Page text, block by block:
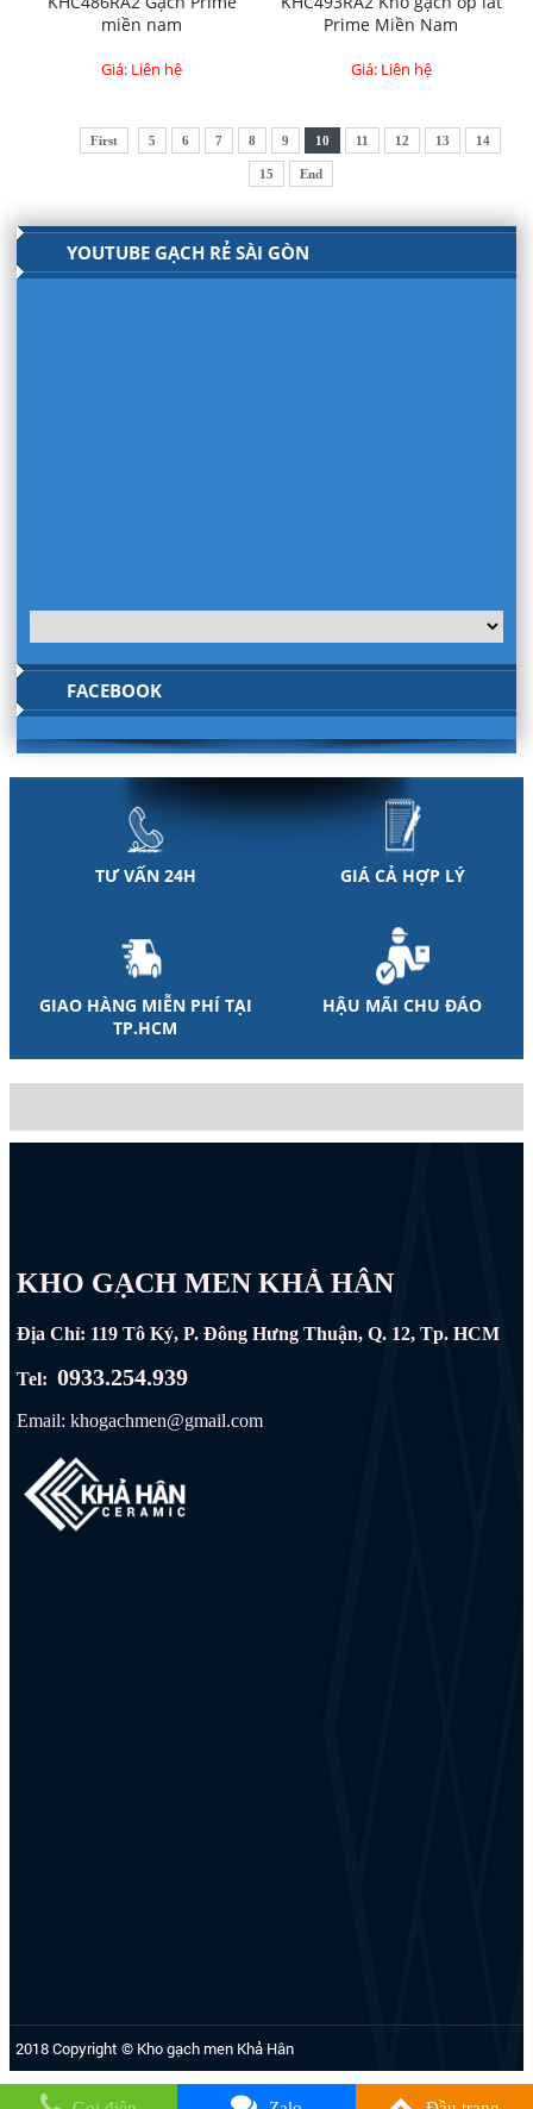
miền nam
Giá: Liên hệ
Prime Miền Nam
Giá: Liên hệ
First 5 6 7 8 9 10 11 12 13 14
15 End
YOUTUBE GẠCH RẺ SÀI GÒN
FACEBOOK
TƯ VẤN 24H GIÁ CẢ HỢP LÝ
GIAO HÀNG MIỄN PHÍ TẠI
TP.HCM
HẬU MÃI CHU ĐÁO
KHO GẠCH MEN KHẢ HÂN
Địa Chỉ: 119 Tô Ký, P. Đông Hưng Thuận, Q. 12, Tp. HCM
Tel:0933.254.939
Email: khogachmen@gmail.com
2018 Copyright © Kho gạch men Khả Hân